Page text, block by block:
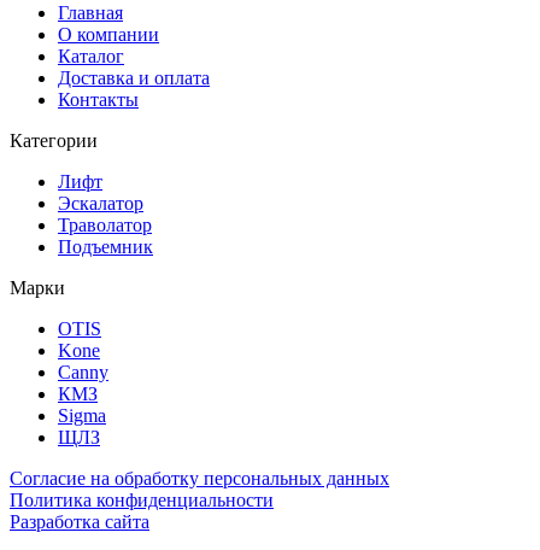
Главная
О компании
Каталог
Доставка и оплата
Контакты
Категории
Лифт
Эскалатор
Траволатор
Подъемник
Марки
OTIS
Kone
Canny
КМЗ
Sigma
ЩЛЗ
Согласие на обработку персональных данных
Политика конфиденциальности
Разработка сайта